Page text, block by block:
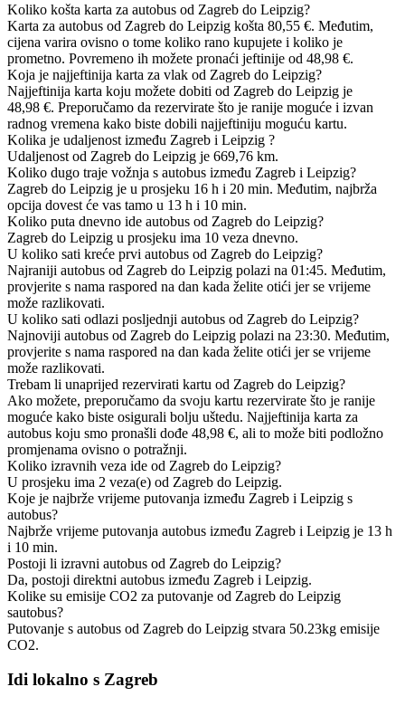
Koliko košta karta za autobus od Zagreb do Leipzig?
Karta za autobus od Zagreb do Leipzig košta 80,55 €. Međutim,
cijena varira ovisno o tome koliko rano kupujete i koliko je
prometno. Povremeno ih možete pronaći jeftinije od 48,98 €.
Koja je najjeftinija karta za vlak od Zagreb do Leipzig?
Najjeftinija karta koju možete dobiti od Zagreb do Leipzig je
48,98 €. Preporučamo da rezervirate što je ranije moguće i izvan
radnog vremena kako biste dobili najjeftiniju moguću kartu.
Kolika je udaljenost između Zagreb i Leipzig ?
Udaljenost od Zagreb do Leipzig je 669,76 km.
Koliko dugo traje vožnja s autobus između Zagreb i Leipzig?
Zagreb do Leipzig je u prosjeku 16 h i 20 min. Međutim, najbrža
opcija dovest će vas tamo u 13 h i 10 min.
Koliko puta dnevno ide autobus od Zagreb do Leipzig?
Zagreb do Leipzig u prosjeku ima 10 veza dnevno.
U koliko sati kreće prvi autobus od Zagreb do Leipzig?
Najraniji autobus od Zagreb do Leipzig polazi na 01:45. Međutim,
provjerite s nama raspored na dan kada želite otići jer se vrijeme
može razlikovati.
U koliko sati odlazi posljednji autobus od Zagreb do Leipzig?
Najnoviji autobus od Zagreb do Leipzig polazi na 23:30. Međutim,
provjerite s nama raspored na dan kada želite otići jer se vrijeme
može razlikovati.
Trebam li unaprijed rezervirati kartu od Zagreb do Leipzig?
Ako možete, preporučamo da svoju kartu rezervirate što je ranije
moguće kako biste osigurali bolju uštedu. Najjeftinija karta za
autobus koju smo pronašli dođe 48,98 €, ali to može biti podložno
promjenama ovisno o potražnji.
Koliko izravnih veza ide od Zagreb do Leipzig?
U prosjeku ima 2 veza(e) od Zagreb do Leipzig.
Koje je najbrže vrijeme putovanja između Zagreb i Leipzig s
autobus?
Najbrže vrijeme putovanja autobus između Zagreb i Leipzig je 13 h
i 10 min.
Postoji li izravni autobus od Zagreb do Leipzig?
Da, postoji direktni autobus između Zagreb i Leipzig.
Kolike su emisije CO2 za putovanje od Zagreb do Leipzig
sautobus?
Putovanje s autobus od Zagreb do Leipzig stvara 50.23kg emisije
CO2.
Idi lokalno s Zagreb